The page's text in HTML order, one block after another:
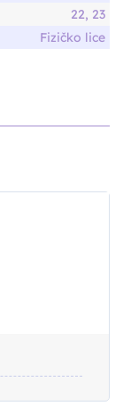
22, 23
Fizičko lice